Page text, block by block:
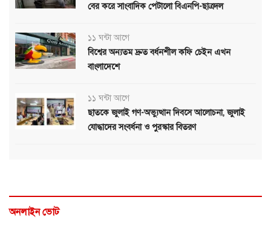
বের করে সাংবাদিক পেটালো বিএনপি-ছাত্রদল
১১ ঘন্টা আগে
বিশ্বের অন্যতম দ্রুত বর্ধনশীল কফি চেইন এখন
বাংলাদেশে
১১ ঘন্টা আগে
ছাতকে জুলাই গণ-অভ্যুত্থান দিবসে আলোচনা, জুলাই
যোদ্ধাদের সংবর্ধনা ও পুরস্কার বিতরণ
অনলাইন ভোট